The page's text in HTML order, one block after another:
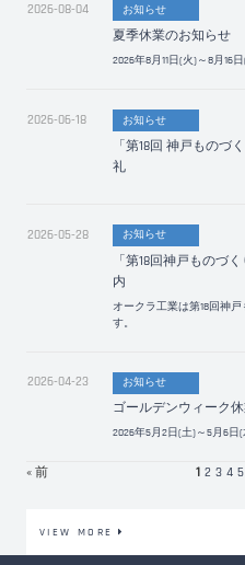
2026-08-04 お知らせ
夏季休業のお知らせ
2026年8月11日(火)～8月16
2026-06-18 お知らせ
「第18回 神戸ものづ
礼
2026-05-28 お知らせ
「第18回神戸ものづ
内
オークラ工業は第18回神
す。
2026-04-23 お知らせ
ゴールデンウィーク
2026年5月2日(土)～5月6日(
« 前 1 2 3 4 5
VIEW MORE